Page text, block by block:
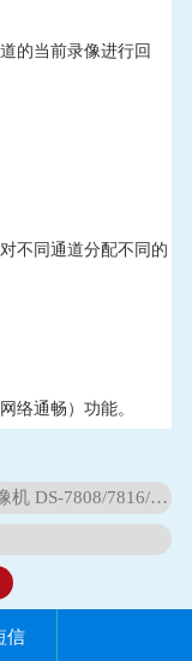
的当前录像进行回
不同通道分配不同的
络通畅）功能。
上一条：北京监控安装 海康威视硬盘录像机 DS-7808/7816/7832N-K2
信